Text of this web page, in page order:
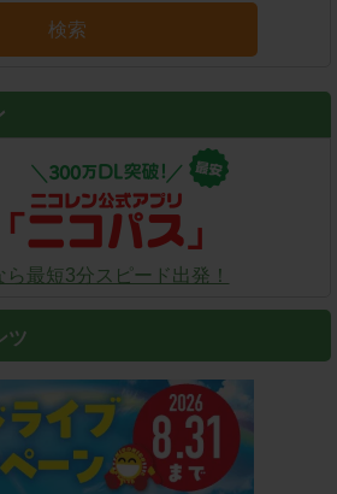
検索
最短3分スピード出発！
ツ